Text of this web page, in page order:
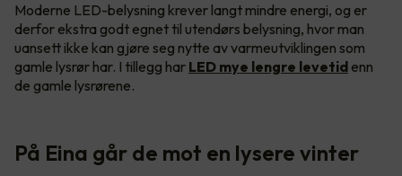
Moderne LED-belysning krever langt mindre energi, og er
derfor ekstra godt egnet til utendørs belysning, hvor man
uansett ikke kan gjøre seg nytte av varmeutviklingen som
gamle lysrør har. I tillegg har LED mye lengre levetid enn
de gamle lysrørene.
På Eina går de mot en lysere vinter